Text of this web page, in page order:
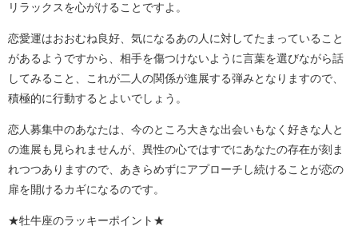
リラックスを心がけることですよ。
恋愛運はおおむね良好、気になるあの人に対してたまっていること
があるようですから、相手を傷つけないように言葉を選びながら話
してみること、これが二人の関係が進展する弾みとなりますので、
積極的に行動するとよいでしょう。
恋人募集中のあなたは、今のところ大きな出会いもなく好きな人と
の進展も見られませんが、異性の心ではすでにあなたの存在が刻ま
れつつありますので、あきらめずにアプローチし続けることが恋の
扉を開けるカギになるのです。
★牡牛座のラッキーポイント★